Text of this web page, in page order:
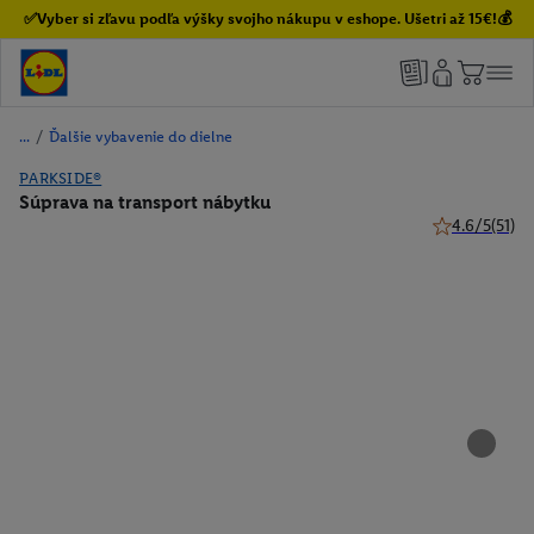
✅Vyber si zľavu podľa výšky svojho nákupu v eshope. Ušetri až 15€!💰
/ Ďalšie vybavenie do dielne
PARKSIDE®
Súprava na transport nábytku
4.6/5(51)